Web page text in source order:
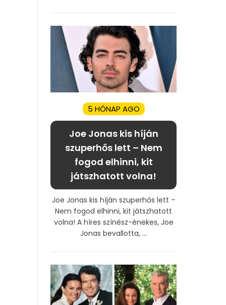
5 HÓNAP AGO
Joe Jonas kis híján
szuperhős lett – Nem
fogod elhinni, kit
játszhatott volna!
Joe Jonas kis híján szuperhős lett –
Nem fogod elhinni, kit játszhatott
volna! A híres színész-énekes, Joe
Jonas bevallotta, ...